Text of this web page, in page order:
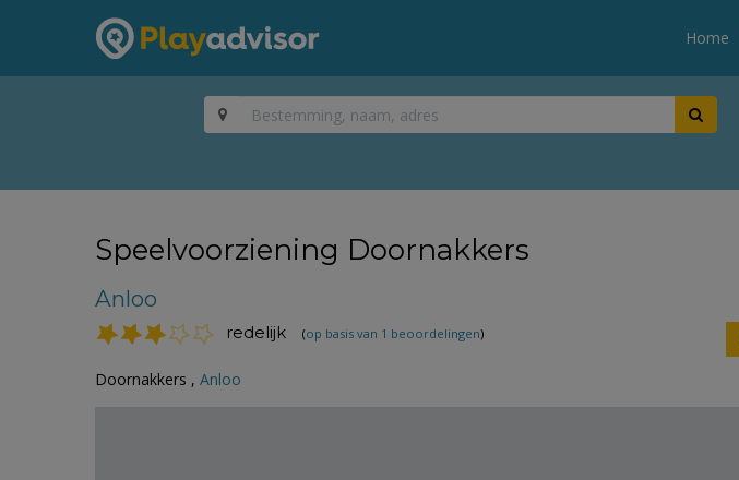
Home
Speelvoorziening Doornakkers
Anloo
redelijk (op basis van 1 beoordelingen)
Doornakkers , Anloo